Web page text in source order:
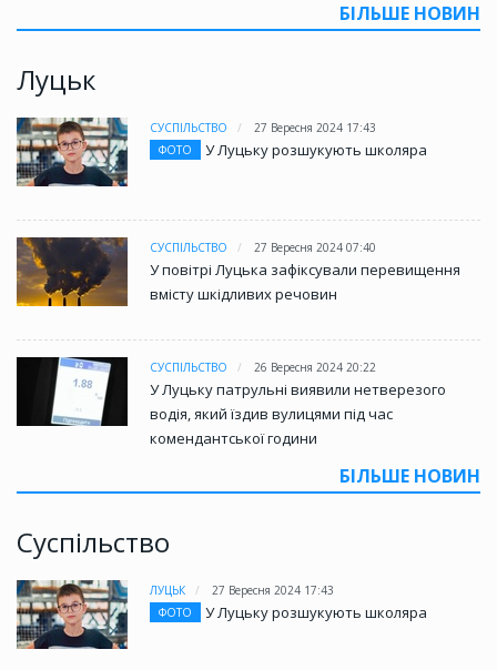
БІЛЬШЕ НОВИН
Луцьк
СУСПІЛЬСТВО
27 Вересня 2024 17:43
ФОТО
У Луцьку розшукують школяра
СУСПІЛЬСТВО 27 Вересня 2024 07:40
У повітрі Луцька зафіксували перевищення
вмісту шкідливих речовин
СУСПІЛЬСТВО 26 Вересня 2024 20:22
У Луцьку патрульні виявили нетверезого
водія, який їздив вулицями під час
комендантської години
БІЛЬШЕ НОВИН
Суспільство
ЛУЦЬК
27 Вересня 2024 17:43
ФОТО
У Луцьку розшукують школяра